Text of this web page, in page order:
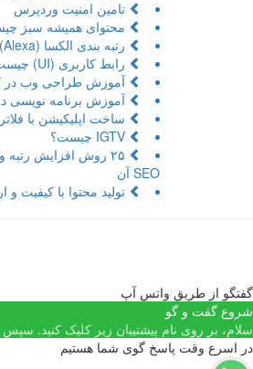
تامین امنیت وردپرس
محتوای همیشه سبز
رتبه بندی الکسا (Alexa) چیست؟
رابط کاربری (UI) چیست؟
آموزش طراحی وب در
آموزش برنامه نویسی
ساخت اپلیکیشن با فلاتر
۲۵ روش افزایش رتبه
SEO آن
تولید محتوا با کیفیت و
گفتگو از طریق واتس آپ
شروع گفت و گو
سلام، بر روی نام پیشتیبان زیر کلیک کنید.
در اسرع وقت پاسخ گوی شما هستیم